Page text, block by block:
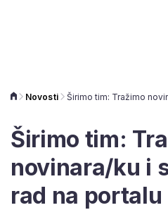
Novosti
Širimo tim:
novinara/ku i
rad na